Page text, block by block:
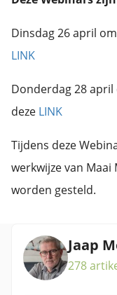
Dinsdag 26 april
LINK
Donderdag 28
deze LINK
Tijdens deze
werkwijze van
worden gesteld.
Jaap
278